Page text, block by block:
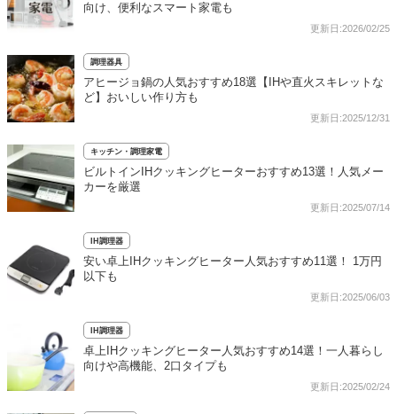
向け、便利なスマート家電も
更新日:2026/02/25
調理器具
アヒージョ鍋の人気おすすめ18選【IHや直火スキレットな
ど】おいしい作り方も
更新日:2025/12/31
キッチン・調理家電
ビルトインIHクッキングヒーターおすすめ13選！人気メー
カーを厳選
更新日:2025/07/14
IH調理器
安い卓上IHクッキングヒーター人気おすすめ11選！ 1万円
以下も
更新日:2025/06/03
IH調理器
卓上IHクッキングヒーター人気おすすめ14選！一人暮らし
向けや高機能、2口タイプも
更新日:2025/02/24